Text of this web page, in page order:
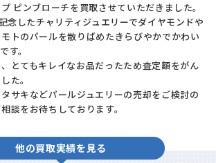
ピンブローチを買取させていただきました。
念したチャリティジュエリーでダイヤモンドや
トのパールを散りばめたきらびやかでかわい
す。
とてもキレイなお品だったため査定額をがん
た。
サキなどパールジュエリーの売却をご検討の
談をお待ちしております。
他の買取実績を見る